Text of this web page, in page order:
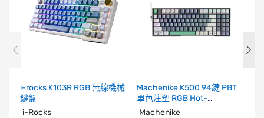
i-rocks K103R RGB 無線機械
鍵盤
i-Rocks
Machenike K500 94鍵 PBT
單色注塑 RGB Hot-
Swappable機械鍵盤
Machenike